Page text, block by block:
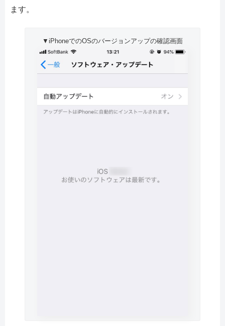
ます。
▼iPhoneでのOSのバージョンアップの確認画面